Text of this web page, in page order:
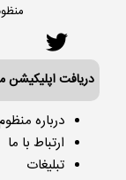
دریافت اپلیکیشن
درباره
ارتباط با ما
تبلیغات